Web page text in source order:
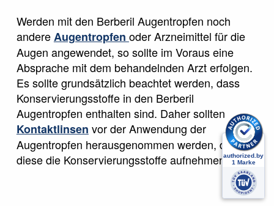
Werden mit den Berberil Augentropfen noch
andereAugentropfen oder Arzneimittel für die
Augen angewendet, so sollte im Voraus eine
Absprache mit dem behandelnden Arzt erfolgen.
Es sollte grundsätzlich beachtet werden, dass
Konservierungsstoffe in den Berberil
Augentropfen enthalten sind. Daher sollten
Kontaktlinsen vor der Anwendung der
Augentropfen herausgenommen werden, da
diese die Konservierungsstoffe aufnehmen